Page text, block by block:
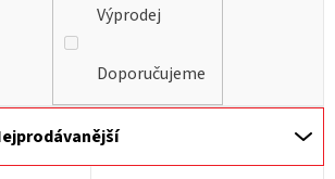
Výprodej
Doporučujeme